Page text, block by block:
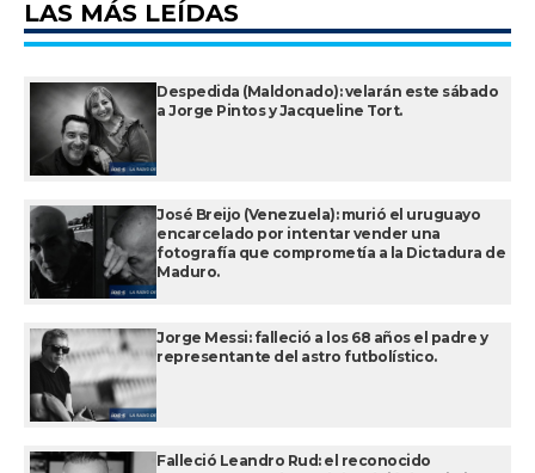
LAS MÁS LEÍDAS
Despedida (Maldonado): velarán este sábado
a Jorge Pintos y Jacqueline Tort.
José Breijo (Venezuela): murió el uruguayo
encarcelado por intentar vender una
fotografía que comprometía a la Dictadura de
Maduro.
Jorge Messi: falleció a los 68 años el padre y
representante del astro futbolístico.
Falleció Leandro Rud: el reconocido